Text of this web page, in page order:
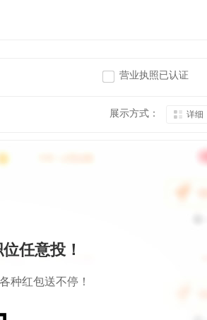
营业执照已认证
展示方式： 详细
任意投！
种红包送不停！